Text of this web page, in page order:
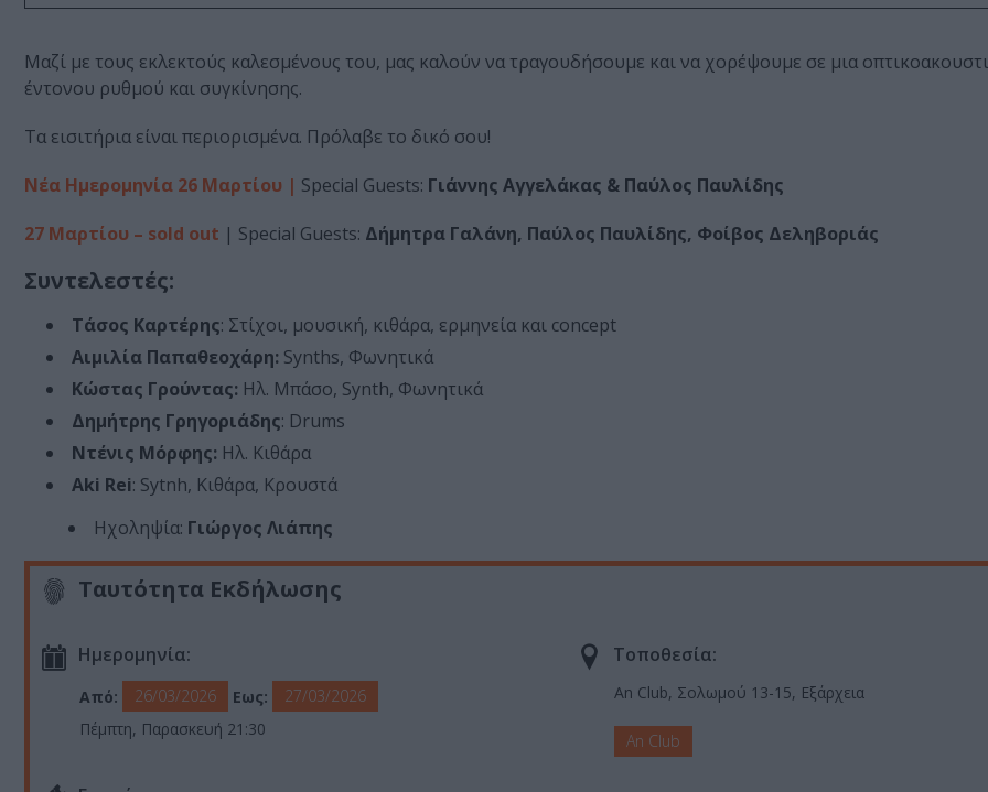
Μαζί με τους εκλεκτούς καλεσμένους του, μας καλούν να τραγουδήσουμε και να χορέψουμε σε μια
έντονου ρυθμού και συγκίνησης.
Τα εισιτήρια είναι περιορισμένα. Πρόλαβε το δικό σου!
Νέα Ημερομηνία 26 Μαρτίου | Special Guests: Γιάννης Αγγελάκας & Παύλος Παυλίδης
27 Mαρτίου – sold out | Special Guests: Δήμητρα Γαλάνη, Παύλος Παυλίδης, Φοίβος Δεληβοριάς
Συντελεστές:
Τάσος Καρτέρης: Στίχοι, μουσική, κιθάρα, ερμηνεία και concept
Αιμιλία Παπαθεοχάρη: Synths, Φωνητικά
Κώστας Γρούντας: Ηλ. Μπάσο, Synth, Φωνητικά
Δημήτρης Γρηγοριάδης: Drums
Ντένις Μόρφης: Ηλ. Κιθάρα
Aki Rei: Sytnh, Κιθάρα, Κρουστά
Ηχοληψία: Γιώργος Λιάπης
Ταυτότητα Εκδήλωσης
Ημερομηνία:
Από: 26/03/2026 Εως:
27/03/2026
Πέμπτη, Παρασκευή 21:30
Τοποθεσία:
An Club, Σολωμού 13-15, Εξάρχεια
An Club